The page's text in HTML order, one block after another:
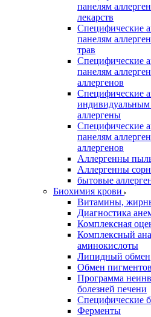
панелям
лекарств
Специфические
панелям
трав
Специфические
панелям
аллергенов
Специфические
аллергены
Специфические
панелям
аллергенов
Аллергенны
Аллергенны
бытовые
Биохимия крови
Витамины,
Диагностика
Комплексная
Комплексный
аминокислоты
Липидный обмен
Обмен пигментов
Программа
болезней печени
Специфические
Ферменты